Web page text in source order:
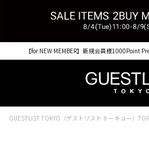
【for NEW MEMBER】新規会員様
GUESTLIST TOKYO（ゲストリスト トーキョー）TOP